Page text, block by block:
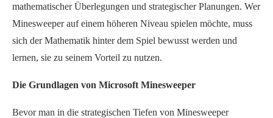
mathematischer Überlegungen und strategischer Planungen. Wer
Minesweeper auf einem höheren Niveau spielen möchte, muss
sich der Mathematik hinter dem Spiel bewusst werden und
lernen, sie zu seinem Vorteil zu nutzen.
Die Grundlagen von Microsoft Minesweeper
Bevor man in die strategischen Tiefen von Minesweeper